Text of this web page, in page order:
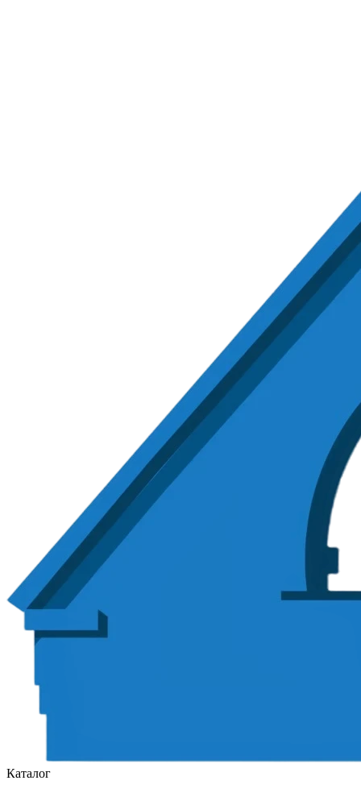
Каталог